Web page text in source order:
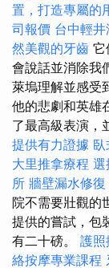
置，打造專屬的
司報價 台中輕
然美觀的牙齒 它
會說話並消除我
萊塢理解並感受
他的悲劇和英雄
了最高級表演，
提供有力證據
大里推拿療程 選
所 牆壁漏水修
院不需要壯觀的
提供的嘗試，包
有二十磅。 護照
絡按摩專業課程